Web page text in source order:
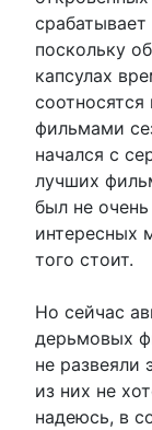
поскольку
капсулах
фильмами
начался с
лучших
был не
интересных
того стоит.
Но сейчас
дерьмовых
не развеяли
из них не
надеюсь, в